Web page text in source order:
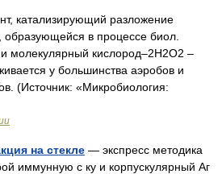
катализирующий разложение
образующейся в процессе биол.
молекулярный кислород–2H2O2 –
у большинства аэробов и
(Источник: «Микробиология:
на стекле — экспресс методика
иммунную с ку и корпускулярный Аг